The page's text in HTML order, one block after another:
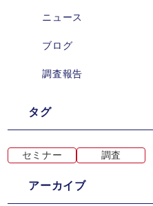
ニュース
ブログ
調査報告
タグ
セミナー 調査
アーカイブ